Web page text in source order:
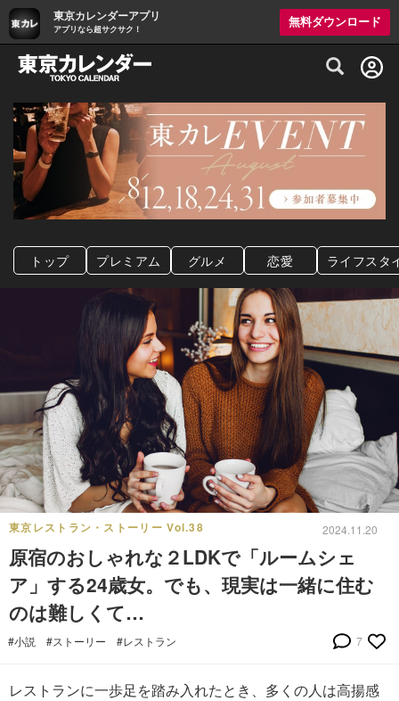
東京カレンダーアプリ
アプリなら超サクサク！
無料ダウンロード
グルメ情報・プレミアムレストラン予約
トップ プレミアム グルメ 恋愛 ライフスタ
東京レストラン・ストーリー Vol.38 2024.11.20
原宿のおしゃれな２LDKで「ルームシェ
ア」する24歳女。でも、現実は一緒に住む
のは難しくて…
#小説 #ストーリー #レストラン 7
レストランに一歩足を踏み入れたとき、多くの人は高揚感